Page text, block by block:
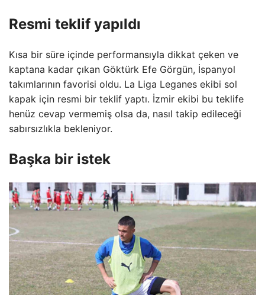
Resmi teklif yapıldı
Kısa bir süre içinde performansıyla dikkat çeken ve
kaptana kadar çıkan Göktürk Efe Görgün, İspanyol
takımlarının favorisi oldu. La Liga Leganes ekibi sol
kapak için resmi bir teklif yaptı. İzmir ekibi bu teklife
henüz cevap vermemiş olsa da, nasıl takip edileceği
sabırsızlıkla bekleniyor.
Başka bir istek